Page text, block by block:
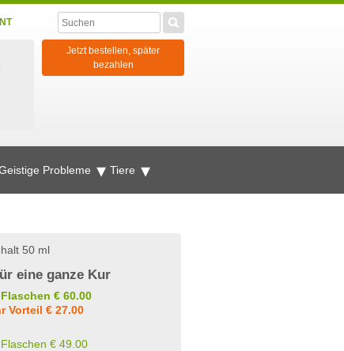
Jetzt bestellen, später
bezahlen
Probleme Tiere
50 ml
eine ganze Kur
€ 60.00
Vorteil € 27.00
€ 49.00